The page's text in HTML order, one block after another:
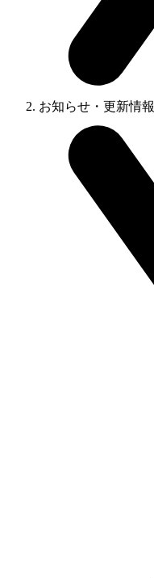
お知らせ・更新情報